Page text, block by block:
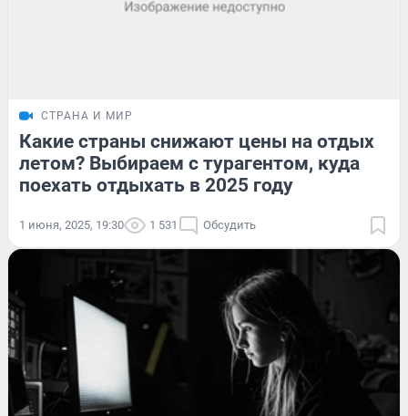
СТРАНА И МИР
Какие страны снижают цены на отдых
летом? Выбираем с турагентом, куда
поехать отдыхать в 2025 году
1 июня, 2025, 19:30 1 531 Обсудить